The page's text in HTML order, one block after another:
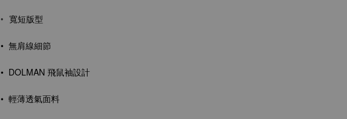
• 寬短版型
•無肩線細節
• DOLMAN 飛鼠袖設計
• 輕薄透氣面料